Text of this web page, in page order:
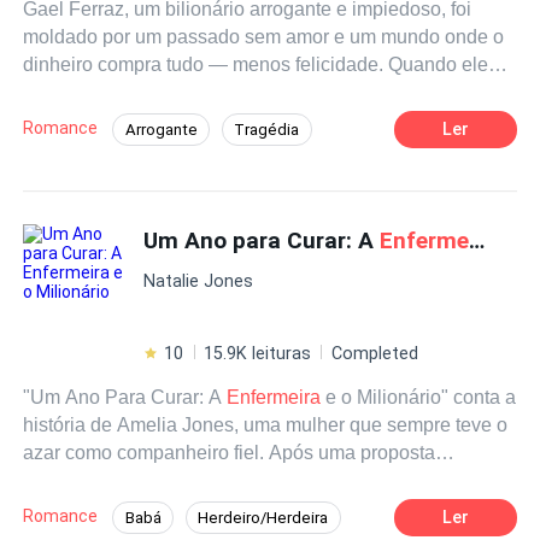
Gael Ferraz, um bilionário arrogante e impiedoso, foi
moldado por um passado sem amor e um mundo onde o
dinheiro compra tudo — menos felicidade. Quando ele
vive na favela, seu mundo de controle e frieza é abalado.
Ela desafia sua autoridade, resiste a suas tentativas de
um intenso jogo de poder e paixão. Cecília, determinada
a não se dobrar, e Gael, acostumado a ter tudo, precisam
enfrentar seus passados e as barreiras entre seus
conflitos e diferenças?
Romance Arrogante Tragédia Ler
Um Ano para Curar: A Enfermeira
Natalie Jones
10 15.9K leituras Completed
"Um Ano Para Curar: A Enfermeira e o Milionário" conta a
história de Amelia Jones, uma mulher que sempre teve o
azar como companheiro fiel. Após uma proposta
cadeira de rodas, ela vê a oportunidade de mudar sua
Romance Babá Herdeiro/Herdeira Ler